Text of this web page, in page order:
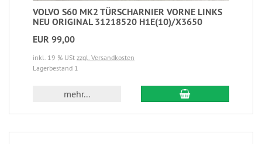
VOLVO S60 MK2 TÜRSCHARNIER VORNE LINKS
NEU ORIGINAL 31218520 H1E(10)/X3650
EUR 99,00
inkl. 19 % USt zzgl. Versandkosten
Lagerbestand 1
mehr...